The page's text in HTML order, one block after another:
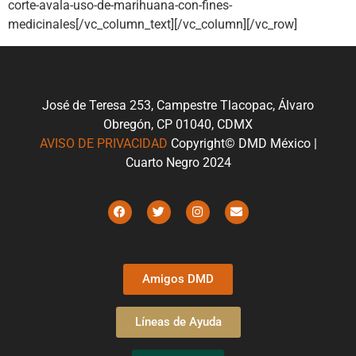
corte-avala-uso-de-marihuana-con-fines-
medicinales[/vc_column_text][/vc_column][/vc_row]
José de Teresa 253, Campestre Tlacopac, Álvaro
Obregón, CP 01040, CDMX
AVISO DE PRIVACIDAD Copyright© DMD México |
Cuarto Negro 2024
Amigos DMD
Líneas de Ayuda